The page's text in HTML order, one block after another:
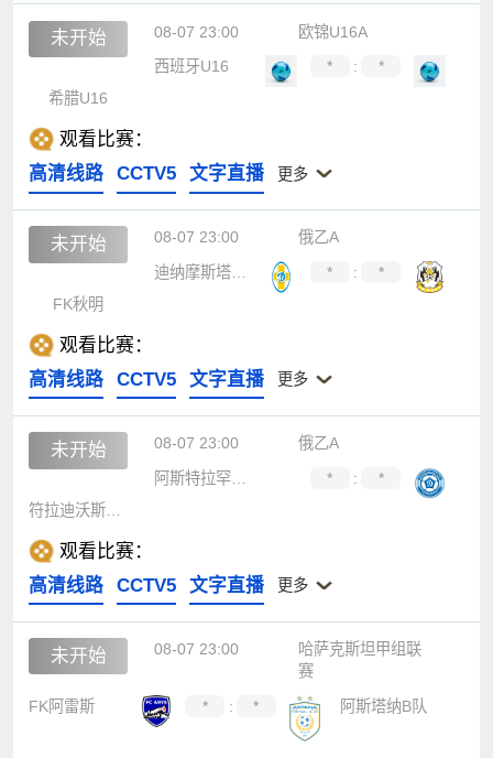
未开始 08-07 23:00
欧锦U16A
西班牙U16
* :
*
希腊U16
观看比赛：
高清线路
CCTV5 文字直播 更多
未开始 08-07 23:00
俄乙A
迪纳摩斯塔夫罗波尔
* :
*
FK秋明
观看比赛：
高清线路
CCTV5 文字直播 更多
未开始 08-07 23:00
俄乙A
阿斯特拉罕沃尔加
* :
*
观看比赛：
高清线路
CCTV5 文字直播 更多
未开始 08-07 23:00
哈萨克斯坦甲组联
赛
FK阿雷斯
* : * 阿斯塔纳B队